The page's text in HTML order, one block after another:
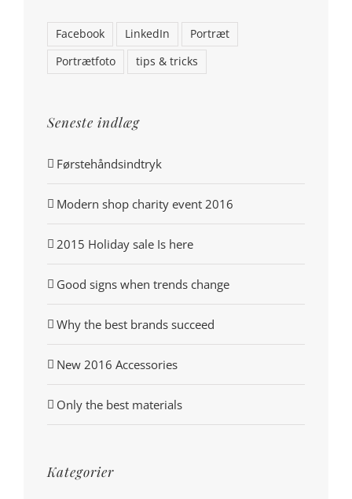
Facebook LinkedIn
Portræt
Portrætfoto
tips & tricks
Seneste indlæg
Førstehåndsindtryk
Modern shop charity event 2016
2015 Holiday sale Is here
Good signs when trends change
Why the best brands succeed
New 2016 Accessories
Only the best materials
Kategorier